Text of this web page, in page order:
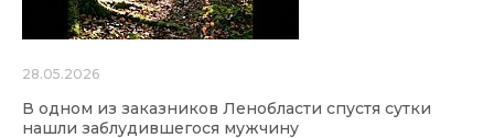
28.05.2026
В одном из заказников Ленобласти спустя сутки
нашли заблудившегося мужчину